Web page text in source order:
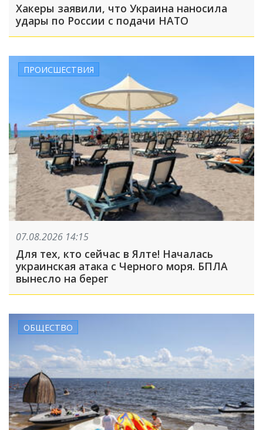
Хакеры заявили, что Украина наносила
удары по России с подачи НАТО
ПРОИСШЕСТВИЯ
07.08.2026 14:15
Для тех, кто сейчас в Ялте! Началась
украинская атака с Черного моря. БПЛА
вынесло на берег
ОБЩЕСТВО